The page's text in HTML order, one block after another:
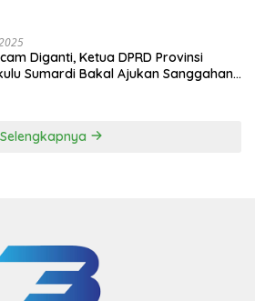
Diganti, Ketua DPRD Provinsi
Sumardi Bakal Ajukan Sanggahan
Selengkapnya